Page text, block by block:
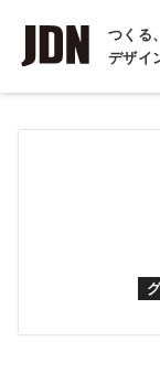
つくる
デザイ
インタビュー